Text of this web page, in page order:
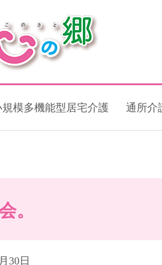
規模多機能型居宅介護 通所介
。
30日